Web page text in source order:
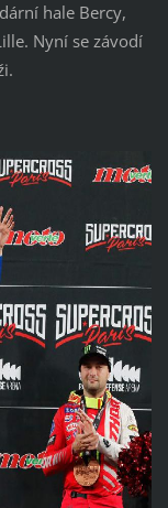
hale Bercy,
Nyní se závodí